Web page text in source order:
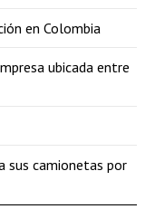
en Colombia
ubicada entre
sus camionetas por